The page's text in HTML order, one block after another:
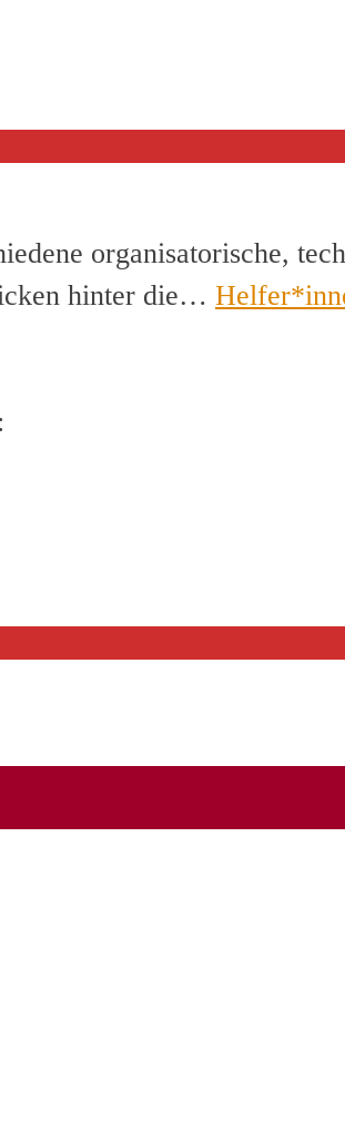
organisatorische,
hinter die…